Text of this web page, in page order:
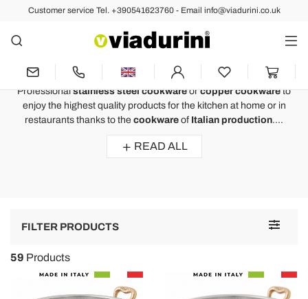
Customer service Tel. +390541623760 - Email info@viadurini.co.uk
Copper Cookware and Stainless
Steel Cookware - Made in Italy
Professionalstainless steel cookwareorcopper cookwareto
enjoy the highest quality products for the kitchen at home or in
restaurants thanks to the cookware of Italian production....
READ ALL
Toggle
FILTER PRODUCTS
59 Products